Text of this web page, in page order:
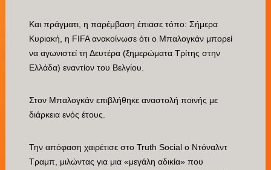
Και πράγματι, η παρέμβαση έπιασε τόπο: Σήμερα
Κυριακή, η FIFA ανακοίνωσε ότι ο Μπαλογκάν μπορεί
να αγωνιστεί τη Δευτέρα (ξημερώματα Τρίτης στην
Ελλάδα) εναντίον του Βελγίου.
Στον Μπαλογκάν επιβλήθηκε αναστολή ποινής με
διάρκεια ενός έτους.
Την απόφαση χαιρέτισε στο Truth Social ο Ντόναλντ
Τραμπ, μιλώντας για μια «μεγάλη αδικία» που